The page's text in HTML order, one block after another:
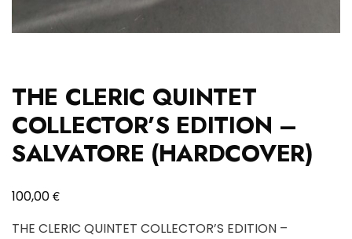
THE CLERIC QUINTET
COLLECTOR’S EDITION –
SALVATORE (HARDCOVER)
100,00€
THE CLERIC QUINTET COLLECTOR’S EDITION –